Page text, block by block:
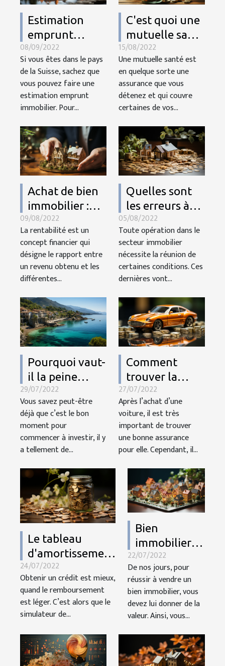
Estimation
emprunt
immobilier en
Suisse :
comment
réussir ?
08/09/2022
Si vous êtes dans le pays
de la Suisse, sachez que
vous pouvez faire une
estimation emprunt
immobilier. Pour...
C'est quoi une
mutuelle santé
?
15/08/2022
Une mutuelle santé est
en quelque sorte une
assurance que vous
détenez et qui couvre
certaines de vos...
Achat de bien
immobilier :
quels critères
pour un choix
rentable
09/08/2022
La rentabilité est un
concept financier qui
désigne le rapport entre
un revenu obtenu et les
différentes...
Quelles sont
les erreurs à
éviter pour
bien estimer
son budget
immobilier ?
05/08/2022
Toute opération dans le
secteur immobilier
nécessite la réunion de
certaines conditions. Ces
dernières vont...
Pourquoi vaut-
il la peine
d’investir dans
l’immobilier en
Corse ?
29/07/2022
Vous savez peut-être
déjà que c’est le bon
moment pour
commencer à investir, il y
a tellement de...
Comment
trouver la
meilleure
assurance auto
?
27/07/2022
Après l’achat d’une
voiture, il est très
important de trouver
une bonne assurance
pour elle. Cependant, il...
Le tableau
d'amortissement
: Que faut-il
savoir ?
24/07/2022
Obtenir un crédit est mieux,
quand le remboursement
est léger. C’est alors que le
simulateur de...
Bien
immobilier :
quelques
astuces pour
le mettre en
valeur
22/07/2022
De nos jours, pour
réussir à vendre un
bien immobilier, vous
devez lui donner de la
valeur. Ainsi, vous...